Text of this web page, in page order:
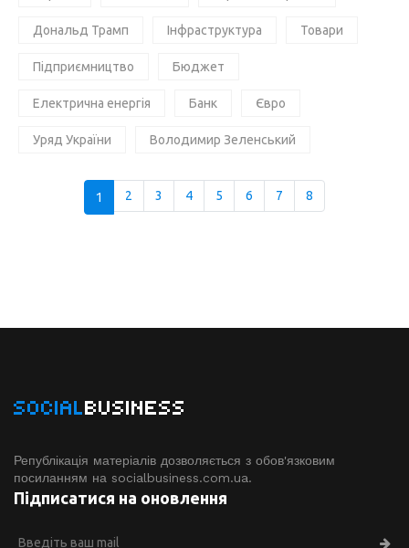
Дональд Трамп Інфраструктура Товари
Підприємництво Бюджет
Електрична енергія Банк Євро
Уряд України Володимир Зеленський
1 2 3 4 5 6 7 8
SOCIALBUSINESS
Републікація матеріалів дозволяється з обов'язковим
посиланням на socialbusiness.com.ua.
Підписатися на оновлення